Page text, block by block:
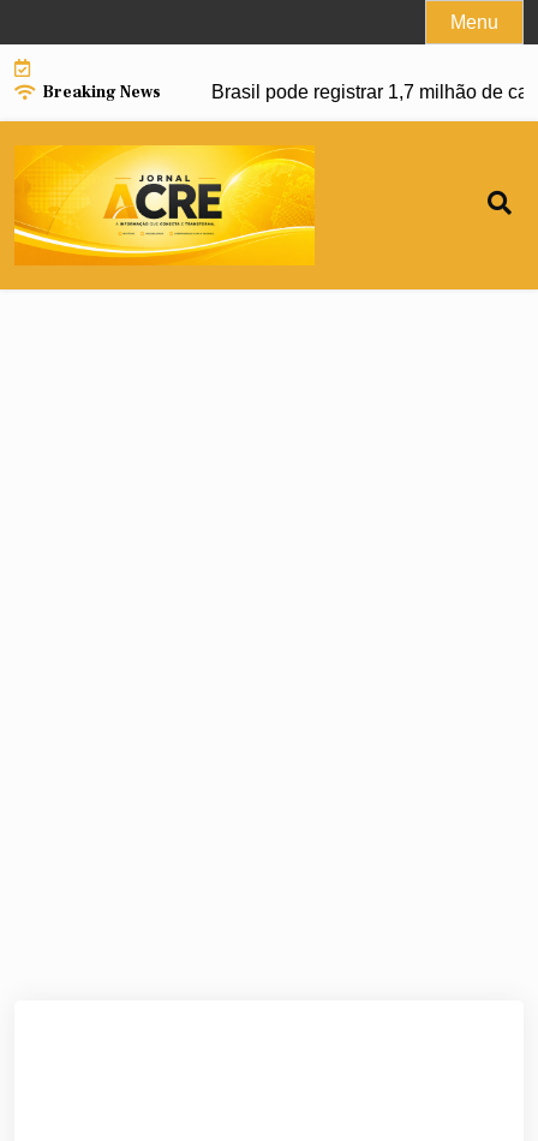
to
content
Menu
Breaking News
avanço da dengue e Brasil pode registrar 1,7 milhão de